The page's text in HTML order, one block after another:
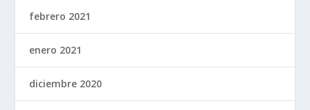
febrero 2021
enero 2021
diciembre 2020